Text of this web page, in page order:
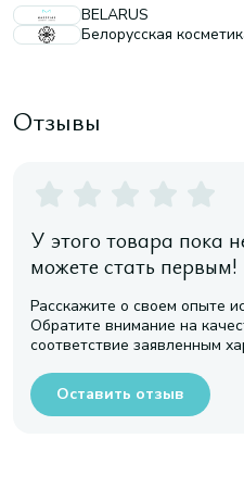
BELARUS
Белорусская
Отзывы
У этого товара пока
можете стать первым!
Расскажите о своем опыте
Обратите внимание на
соответствие заявленным
Оставить отзыв